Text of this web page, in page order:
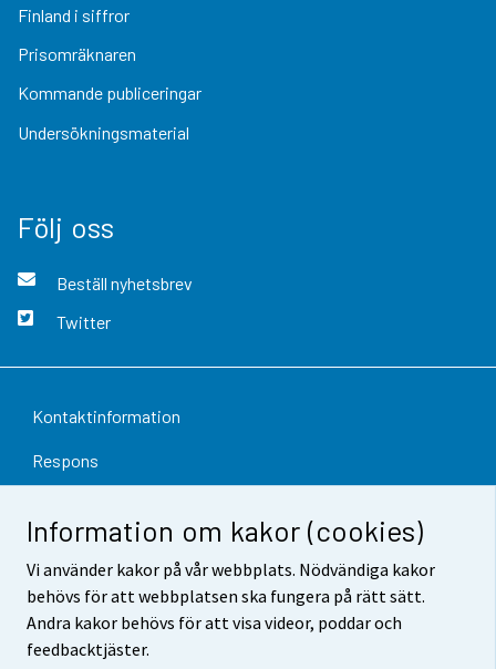
Information om kakor (cookies)
Vi använder kakor på vår webbplats. Nödvändiga kakor
behövs för att webbplatsen ska fungera på rätt sätt.
Andra kakor behövs för att visa videor, poddar och
feedbacktjäster.
Finland i siffror
Prisomräknaren
Kommande publiceringar
Undersökningsmaterial
Följ oss
Beställ nyhetsbrev
Twitter
Kontaktinformation
Respons
Tillgänglighet